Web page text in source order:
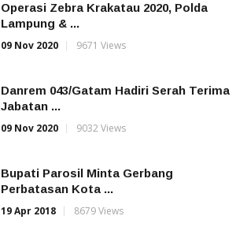
Operasi Zebra Krakatau 2020, Polda
Lampung & ...
09 Nov 2020
9671 Views
Danrem 043/Gatam Hadiri Serah Terima
Jabatan ...
09 Nov 2020
9032 Views
Bupati Parosil Minta Gerbang
Perbatasan Kota ...
19 Apr 2018
8679 Views